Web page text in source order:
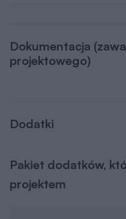
Dokumentacja
projektowego)
Dodatki
Pakiet dodatków,
projektem